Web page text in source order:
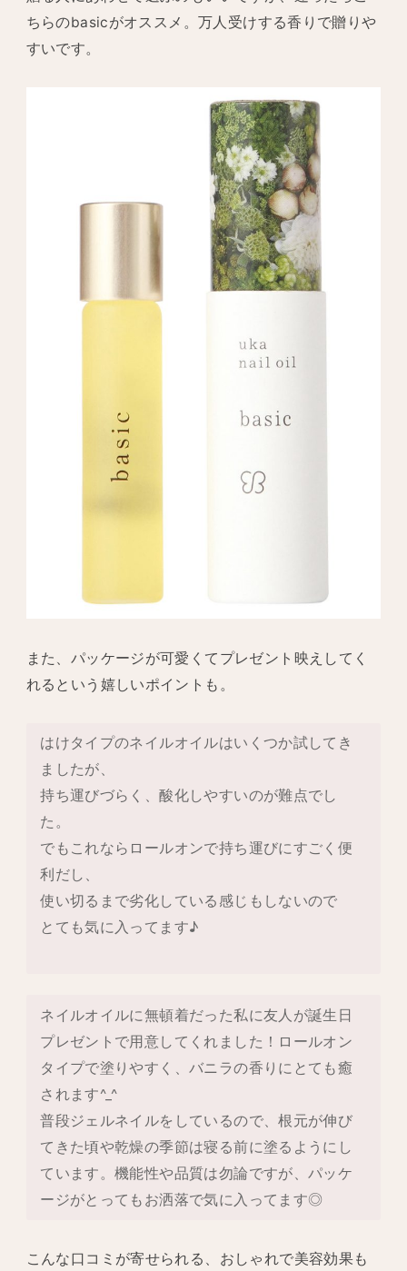
ちらのbasicがオススメ。万人受けする香りで贈りや
すいです。
また、パッケージが可愛くてプレゼント映えしてく
れるという嬉しいポイントも。
はけタイプのネイルオイルはいくつか試してき
ましたが、
持ち運びづらく、酸化しやすいのが難点でし
た。
でもこれならロールオンで持ち運びにすごく便
利だし、
使い切るまで劣化している感じもしないので
とても気に入ってます♪
ネイルオイルに無頓着だった私に友人が誕生日
プレゼントで用意してくれました！ロールオン
タイプで塗りやすく、バニラの香りにとても癒
されます^_^
普段ジェルネイルをしているので、根元が伸び
てきた頃や乾燥の季節は寝る前に塗るようにし
ています。機能性や品質は勿論ですが、パッケ
ージがとってもお洒落で気に入ってます◎
こんな口コミが寄せられる、おしゃれで美容効果も